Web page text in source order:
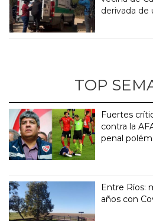
derivada de
TOP
Fuertes
contra la
penal
Entre Ríos:
años con